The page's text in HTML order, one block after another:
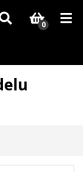
nejsou skladem,
0